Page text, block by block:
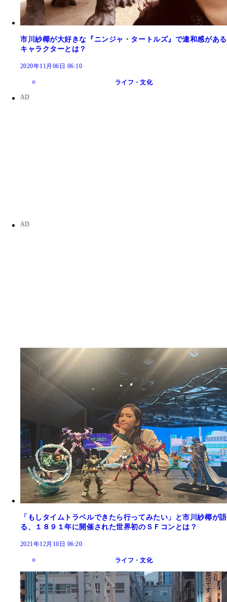
市川紗椰が大好きな『ニンジャ・タートルズ』で違和感がある
キャラクターとは？
2020年11月06日 06:10
ライフ・文化
「もしタイムトラベルできたら行ってみたい」と市川紗椰が語
る、１８９１年に開催された世界初のＳＦコンとは？
2021年12月10日 06:20
ライフ・文化